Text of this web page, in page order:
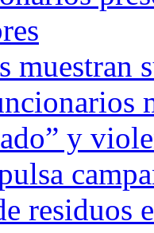
muestran
y
residuos